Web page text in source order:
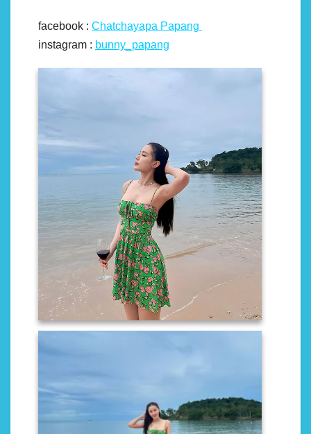
facebook : Chatchayapa Papang
instagram : bunny_papang